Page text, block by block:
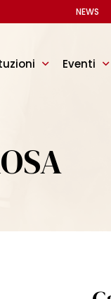
Eventi
NEWS